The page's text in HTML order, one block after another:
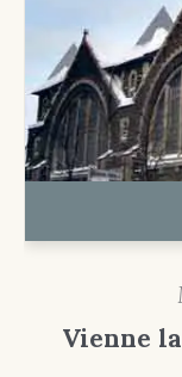
Vienne